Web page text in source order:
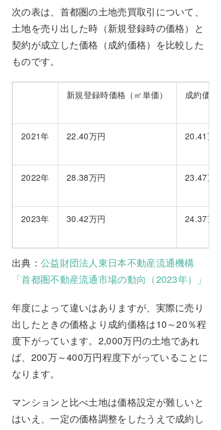
次の表は、首都圏の土地売買取引について、
土地を売り出した時（新規登録時の価格）と
契約が成立した価格（成約価格）を比較した
ものです。
新規登録時価格（㎡単価） 成約価格
2021年 22.40万円 20.41万円
2022年 28.38万円 23.47万円
2023年 30.42万円 24.37万円
出典： 公益財団法人東日本不動産流通機構
「首都圏不動産流通市場の動向（2023年）」
年度によって違いはありますが、実際に売り
出したときの価格より成約価格は10～20％程
度下がっています。2,000万円の土地であれ
ば、200万～400万円程度下がっていることに
なります。
マンションと比べ土地は価格設定が難しいと
はいえ、一定の価格調整をしたうえで成約し